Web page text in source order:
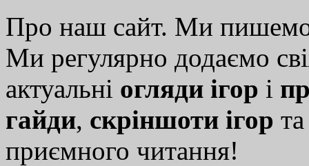
Про наш сайт. Ми
Ми регулярно додаємо
актуальні огляди ігор і
гайди, скріншоти ігор
приємного читання!